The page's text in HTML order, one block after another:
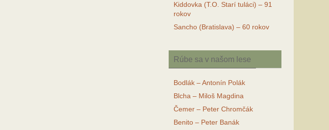
Kiddovka (T.O. Starí tuláci) – 91
rokov
Sancho (Bratislava) – 60 rokov
Rúbe sa v našom lese
Bodlák – Antonín Polák
Blcha – Miloš Magdina
Čemer – Peter Chromčák
Benito – Peter Banák